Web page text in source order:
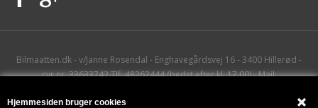
Hjemmesiden bruger cookies
Bilmaatten.dk - v/Janne Rosendal - Enghavegårdsvej 16 - 3400 Hillerød -
cvr.nr. 33633742 Tlf. 48262444 (bedst efter kl. 17.00) - Mail: